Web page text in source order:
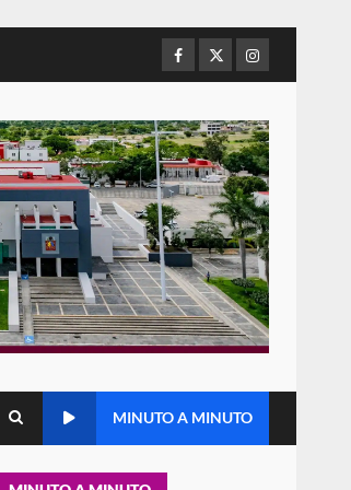
Facebook
TwitterInstagram
MINUTO A MINUTO
animal tras denuncia ciudadana
Detienen a Ernesto Ruffo en
Baja California; FGR lo investiga
por presuntos delitos de
delincuencia organizada y
contrabando
16 julio 2026
Avanza con orden y
tranquilidad el proceso
electoral extraordinario de
Santiago Xanica: Jesús Romero
7 agosto 2026
IEEPO y al Iocied a realizar una
evaluación técnica y